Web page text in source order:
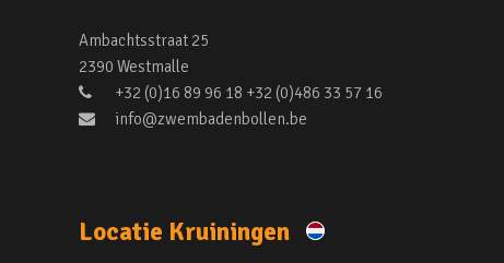
Ambachtsstraat 25
2390 Westmalle
+32 (0)16 89 96 18 +32 (0)486 33 57 16
info@zwembadenbollen.be
Locatie Kruiningen